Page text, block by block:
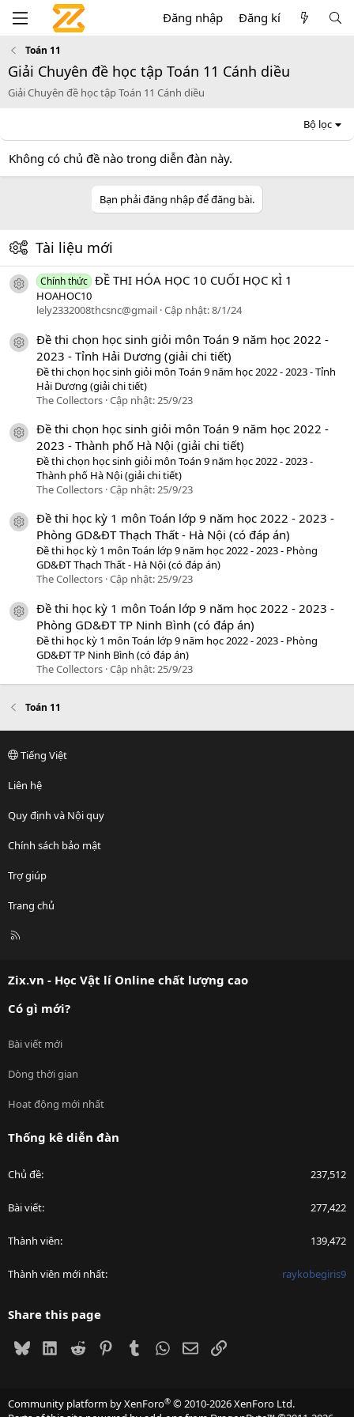
Đăng nhập Đăng kí
Toán 11
Giải Chuyên đề học tập Toán 11 Cánh diều
Giải Chuyên đề học tập Toán 11 Cánh diều
Bộ lọc
Không có chủ đề nào trong diễn đàn này.
Bạn phải đăng nhập để đăng bài.
Tài liệu mới
icon tài liệu
Chính thức ĐỀ THI HÓA HỌC 10 CUỐI HỌC KÌ 1
HOAHOC10
lely2332008thcsnc@gmail Cập nhật:8/1/24
icon tài liệu
Đề thi chọn học sinh giỏi môn Toán 9 năm học 2022 -
2023 - Tỉnh Hải Dương (giải chi tiết)
Đề thi chọn học sinh giỏi môn Toán 9 năm học 2022 - 2023 - Tỉnh
Hải Dương (giải chi tiết)
The Collectors Cập nhật:25/9/23
icon tài liệu
Đề thi chọn học sinh giỏi môn Toán 9 năm học 2022 -
2023 - Thành phố Hà Nội (giải chi tiết)
Đề thi chọn học sinh giỏi môn Toán 9 năm học 2022 - 2023 -
Thành phố Hà Nội (giải chi tiết)
The Collectors Cập nhật:25/9/23
icon tài liệu
Đề thi học kỳ 1 môn Toán lớp 9 năm học 2022 - 2023 -
Phòng GD&ĐT Thạch Thất - Hà Nội (có đáp án)
Đề thi học kỳ 1 môn Toán lớp 9 năm học 2022 - 2023 - Phòng
GD&ĐT Thạch Thất - Hà Nội (có đáp án)
The Collectors Cập nhật:25/9/23
icon tài liệu
Đề thi học kỳ 1 môn Toán lớp 9 năm học 2022 - 2023 -
Phòng GD&ĐT TP Ninh Bình (có đáp án)
Đề thi học kỳ 1 môn Toán lớp 9 năm học 2022 - 2023 - Phòng
GD&ĐT TP Ninh Bình (có đáp án)
The Collectors Cập nhật: 25/9/23
Toán 11
Tiếng Việt
Liên hệ
Quy định và Nội quy
Chính sách bảo mật
Trợ giúp
Trang chủ
R
Zix.vn - Học Vật lí Online chất lượng cao
Có gì mới?
Bài viết mới
Dòng thời gian
Hoạt động mới nhất
Thống kê diễn đàn
Chủ đề 237,512
Bài viết 277,422
Thành viên 139,472
Thành viên mới nhất raykobegiris9
Share this page
BlueskyLinkedIn
Reddit PinterestTumblrWhatsApp
EmailLink
Community platform by XenForo® © 2010-2026 XenForo Ltd.